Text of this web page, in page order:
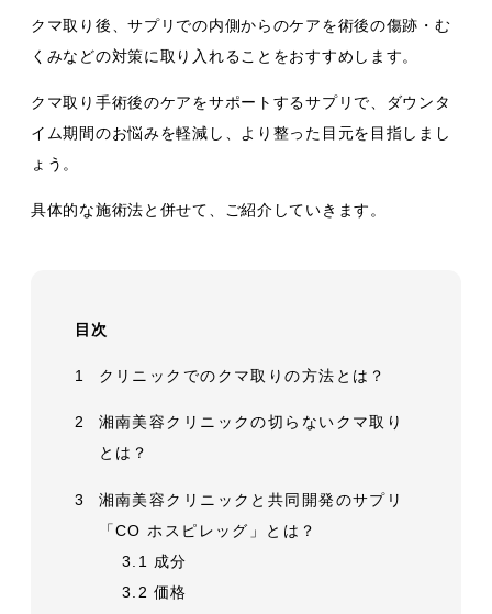
クマ取り後、サプリでの内側からのケアを術後の傷跡・む
くみなどの対策に取り入れることをおすすめします。
クマ取り手術後のケアをサポートするサプリで、ダウンタ
イム期間のお悩みを軽減し、より整った目元を目指しまし
ょう。
具体的な施術法と併せて、ご紹介していきます。
目次
1 クリニックでのクマ取りの方法とは？
2
湘南美容クリニックの切らないクマ取り
とは？
3
湘南美容クリニックと共同開発のサプリ
「CO ホスピレッグ」とは？
3.1
成分
3.2 価格